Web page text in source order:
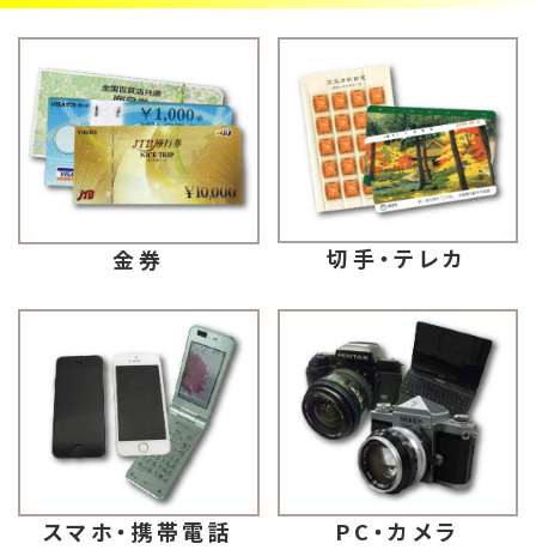
金券 切手・テレカ
スマホ・携帯電話 PC・カメラ